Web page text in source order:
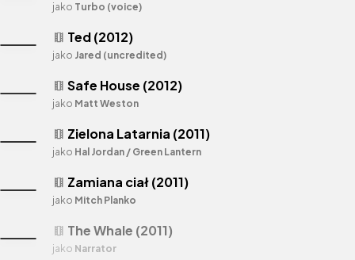
theaters Zielona Latarnia (2011)
jako Hal Jordan / Green Lantern
theaters Zamiana ciał (2011)
jako Mitch Planko
theaters Ted (2012)
jako Jared (uncredited)
theaters Safe House (2012)
jako Matt Weston
jako Turbo (voice)
theaters The Whale (2011)
jako Narrator